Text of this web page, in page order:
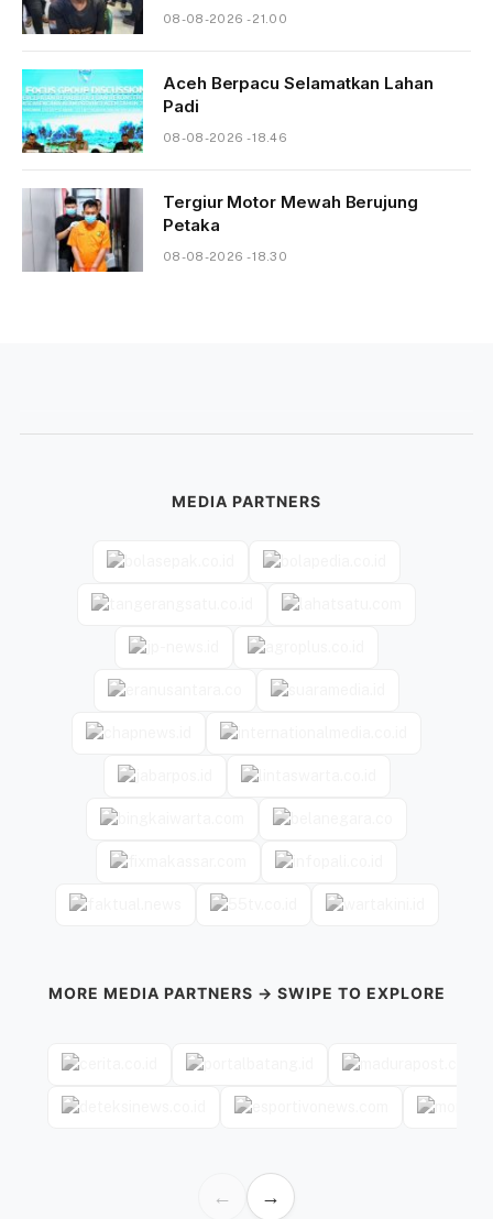
08-08-2026 - 21.00
Aceh Berpacu Selamatkan Lahan
Padi
08-08-2026 - 18.46
Tergiur Motor Mewah Berujung
Petaka
08-08-2026 - 18.30
MEDIA PARTNERS
MORE MEDIA PARTNERS → SWIPE TO EXPLORE
← →